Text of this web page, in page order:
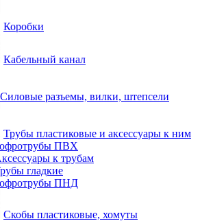
Коробки
Кабельный канал
Силовые разъемы, вилки, штепсели
Трубы пластиковые и аксессуары к ним
ПВХ
к трубам
гладкие
ПНД
Скобы пластиковые, хомуты